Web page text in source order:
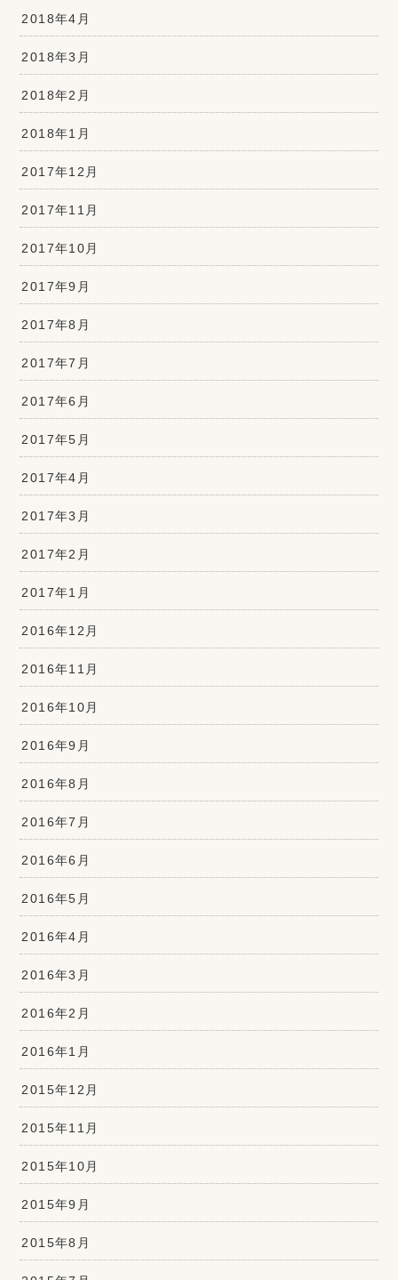
2018年4月
2018年3月
2018年2月
2018年1月
2017年12月
2017年11月
2017年10月
2017年9月
2017年8月
2017年7月
2017年6月
2017年5月
2017年4月
2017年3月
2017年2月
2017年1月
2016年12月
2016年11月
2016年10月
2016年9月
2016年8月
2016年7月
2016年6月
2016年5月
2016年4月
2016年3月
2016年2月
2016年1月
2015年12月
2015年11月
2015年10月
2015年9月
2015年8月